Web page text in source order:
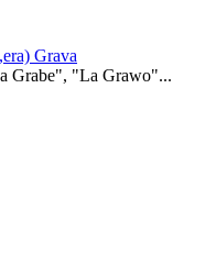
Grava
Grabe", "La Grawo"...